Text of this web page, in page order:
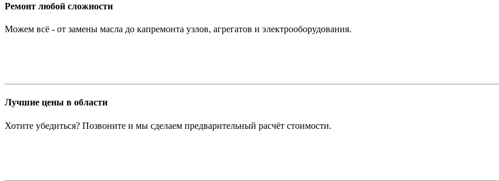
Ремонт любой сложности
Можем всё - от замены масла до капремонта узлов, агрегатов и электрооборудования.
Лучшие цены в области
Хотите убедиться? Позвоните и мы сделаем предварительный расчёт стоимости.